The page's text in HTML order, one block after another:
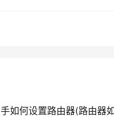
手如何设置路由器(路由器